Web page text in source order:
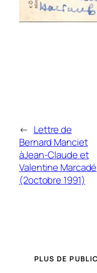
← Lettre de
Bernard Manciet
àJean-Claude et
Valentine Marcadé
(2octobre 1991)
PLUS DE